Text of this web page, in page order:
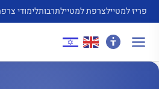
לדלג
לתוכן
פריז למטיילצרפת למטיילתרבותלימודי